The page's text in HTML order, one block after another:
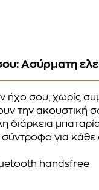
Ασύρματη
ήχο σου, χωρίς
την ακουστική
διάρκεια
για κάθε
handsfree